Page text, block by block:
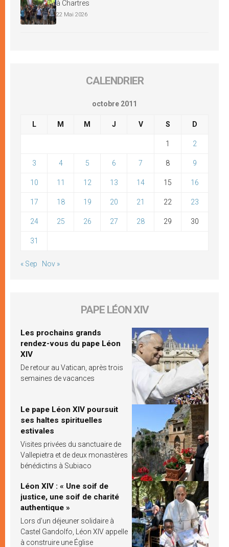
à Chartres
22 Mai 2026
CALENDRIER
octobre 2011
L M M J V S D
1 2
3 4 5 6 7 8 9
10 11 12 13 14 15 16
17 18 19 20 21 22 23
24 25 26 27 28 29 30
31
« Sep Nov »
PAPE LÉON XIV
Les prochains grands
rendez-vous du pape Léon
XIV
De retour au Vatican, après trois
semaines de vacances
Le pape Léon XIV poursuit
ses haltes spirituelles
estivales
Visites privées du sanctuaire de
Vallepietra et de deux monastères
bénédictins à Subiaco
Léon XIV : « Une soif de
justice, une soif de charité
authentique »
Lors d’un déjeuner solidaire à
Castel Gandolfo, Léon XIV appelle
à construire une Église